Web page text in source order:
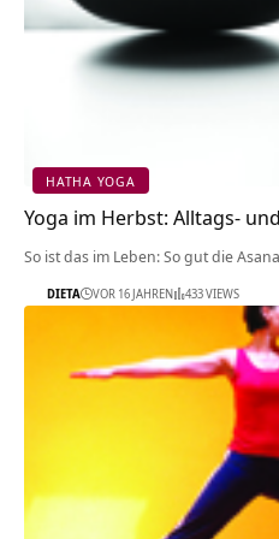
HATHA YOGA
Yoga im Herbst: Alltags-
So ist das im Leben: So gut die
DIETA VOR 16 JAHREN 433 VIEWS